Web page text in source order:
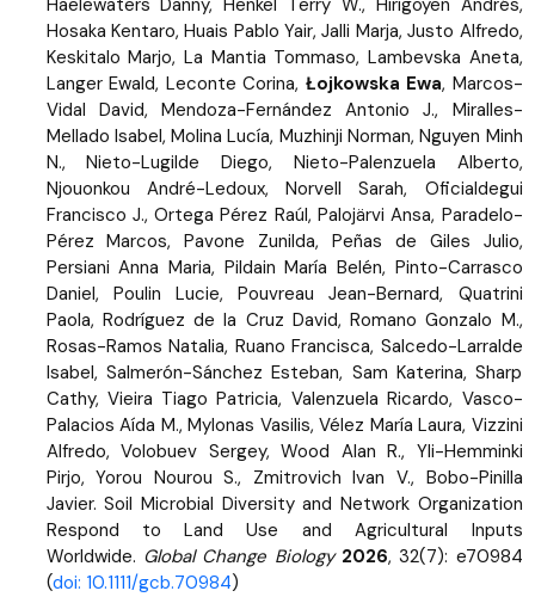
Haelewaters Danny, Henkel Terry W., Hirigoyen Andrés,
Hosaka Kentaro, Huais Pablo Yair, Jalli Marja, Justo Alfredo,
Keskitalo Marjo, La Mantia Tommaso, Lambevska Aneta,
Langer Ewald, Leconte Corina, Łojkowska Ewa, Marcos-
Vidal David, Mendoza-Fernández Antonio J., Miralles-
Mellado Isabel, Molina Lucía, Muzhinji Norman, Nguyen Minh
N., Nieto-Lugilde Diego, Nieto-Palenzuela Alberto,
Njouonkou André-Ledoux, Norvell Sarah, Oficialdegui
Francisco J., Ortega Pérez Raúl, Palojärvi Ansa, Paradelo-
Pérez Marcos, Pavone Zunilda, Peñas de Giles Julio,
Persiani Anna Maria, Pildain María Belén, Pinto-Carrasco
Daniel, Poulin Lucie, Pouvreau Jean-Bernard, Quatrini
Paola, Rodríguez de la Cruz David, Romano Gonzalo M.,
Rosas-Ramos Natalia, Ruano Francisca, Salcedo-Larralde
Isabel, Salmerón-Sánchez Esteban, Sam Katerina, Sharp
Cathy, Vieira Tiago Patricia, Valenzuela Ricardo, Vasco-
Palacios Aída M., Mylonas Vasilis, Vélez María Laura, Vizzini
Alfredo, Volobuev Sergey, Wood Alan R., Yli-Hemminki
Pirjo, Yorou Nourou S., Zmitrovich Ivan V., Bobo-Pinilla
Javier. Soil Microbial Diversity and Network Organization
Respond to Land Use and Agricultural Inputs
Worldwide. Global Change Biology 2026, 32(7): e70984
(doi: 10.1111/gcb.70984)